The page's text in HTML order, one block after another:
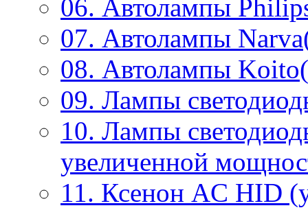
06. Автолампы
07. Автолампы
08. Автолампы
09. Лампы
10. Лампы
увеличенной
11. Ксенон AC HID